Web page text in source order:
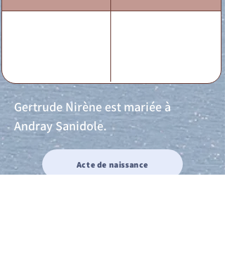
Gertrude Nirène est mariée à
Andray Sanidole.
Acte de naissance